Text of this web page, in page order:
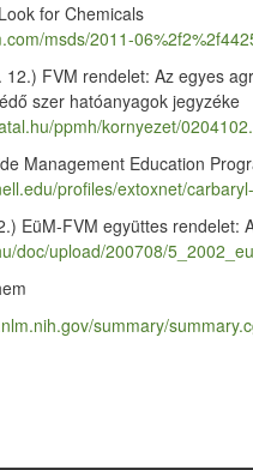
for Chemicals
msds/2011-
FVM rendelet: Az egyes
szer hatóanyagok jegyzéke
ppmh/kornyezet/
Management Education
profiles/extoxnet/
FVM együttes rendelet: A
doc/upload/200708/
summary/